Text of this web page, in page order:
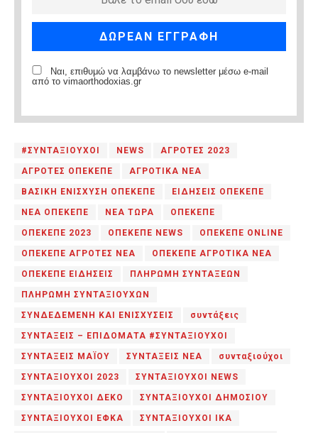
Ναι, επιθυμώ να λαμβάνω το newsletter μέσω e-mail
από το vimaorthodoxias.gr
#ΣΥΝΤΑΞΙΟΥΧΟΙ NEWS ΑΓΡΟΤΕΣ 2023
ΑΓΡΟΤΕΣ ΟΠΕΚΕΠΕ ΑΓΡΟΤΙΚΑ ΝΕΑ
ΒΑΣΙΚΗ ΕΝΙΣΧΥΣΗ ΟΠΕΚΕΠΕ ΕΙΔΗΣΕΙΣ ΟΠΕΚΕΠΕ
ΝΕΑ ΟΠΕΚΕΠΕ ΝΕΑ ΤΩΡΑ ΟΠΕΚΕΠΕ
ΟΠΕΚΕΠΕ 2023 ΟΠΕΚΕΠΕ NEWS ΟΠΕΚΕΠΕ ONLINE
ΟΠΕΚΕΠΕ ΑΓΡΟΤΕΣ ΝΕΑ ΟΠΕΚΕΠΕ ΑΓΡΟΤΙΚΑ ΝΕΑ
ΟΠΕΚΕΠΕ ΕΙΔΗΣΕΙΣ ΠΛΗΡΩΜΗ ΣΥΝΤΑΞΕΩΝ
ΠΛΗΡΩΜΗ ΣΥΝΤΑΞΙΟΥΧΩΝ
ΣΥΝΔΕΔΕΜΕΝΗ ΚΑΙ ΕΝΙΣΧΥΣΕΙΣ συντάξεις
ΣΥΝΤΑΞΕΙΣ – ΕΠΙΔΟΜΑΤΑ #ΣΥΝΤΑΞΙΟΥΧΟΙ
ΣΥΝΤΑΞΕΙΣ ΜΑΪΟΥ ΣΥΝΤΑΞΕΙΣ ΝΕΑ συνταξιούχοι
ΣΥΝΤΑΞΙΟΥΧΟΙ 2023 ΣΥΝΤΑΞΙΟΥΧΟΙ NEWS
ΣΥΝΤΑΞΙΟΥΧΟΙ ΔΕΚΟ ΣΥΝΤΑΞΙΟΥΧΟΙ ΔΗΜΟΣΙΟΥ
ΣΥΝΤΑΞΙΟΥΧΟΙ ΕΦΚΑ ΣΥΝΤΑΞΙΟΥΧΟΙ ΙΚΑ